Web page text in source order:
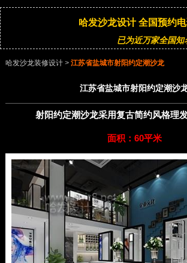
哈发沙龙设计 全国预约电
已为近万家全国
哈发沙龙装修设计 > 江苏省盐城市射阳约定潮沙龙
江苏省盐城市射阳约定潮沙
射阳约定潮沙龙采用复古简约风格理
面积：60平米